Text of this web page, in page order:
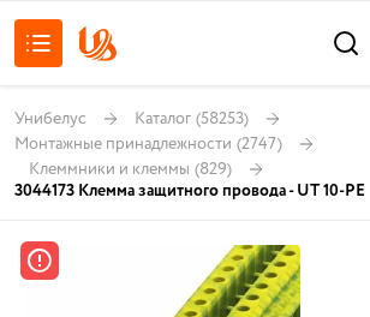
Унибелус Каталог (58253)
Монтажные принадлежности (2747)
Клеммники и клеммы (829)
3044173 Клемма защитного провода - UT 10-PE